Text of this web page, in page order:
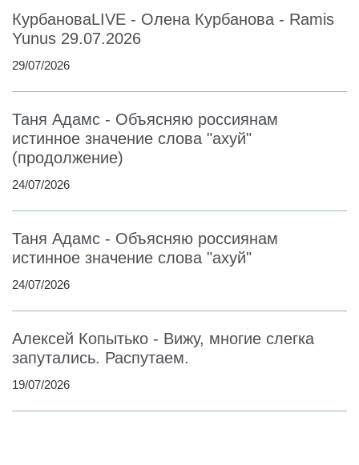
КурбановаLIVE - Олена Курбанова - Ramis
Yunus 29.07.2026
29/07/2026
Таня Адамс - Объясняю россиянам
истинное значение слова "ахуй"
(продолжение)
24/07/2026
Таня Адамс - Объясняю россиянам
истинное значение слова "ахуй"
24/07/2026
Алексей Копытько - Вижу, многие слегка
запутались. Распутаем.
19/07/2026